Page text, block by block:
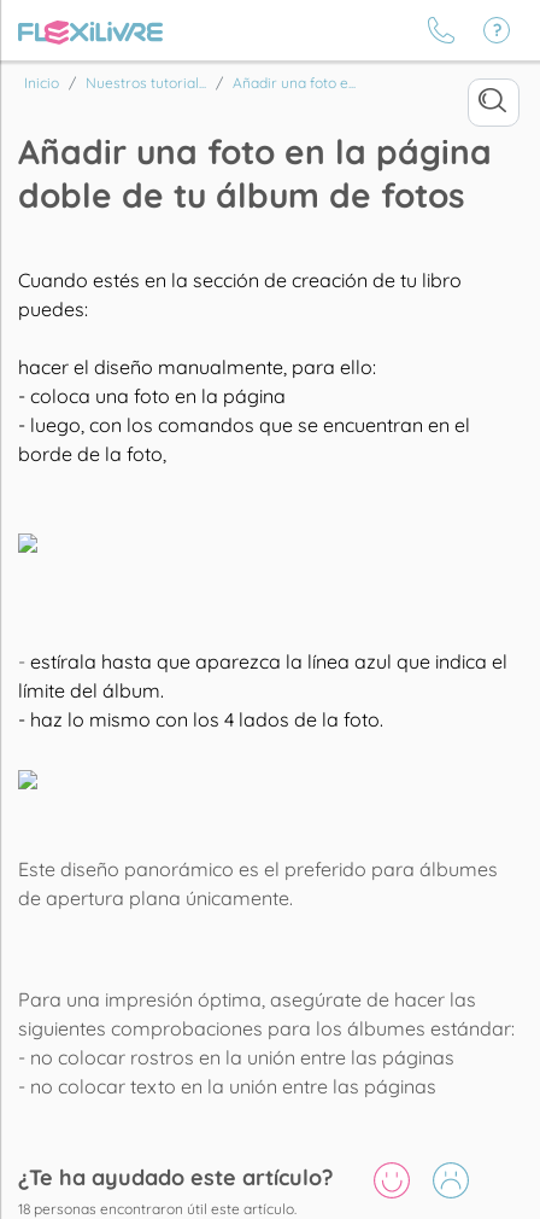
Inicio Nuestros tutorial... Añadir una foto e...
Añadir una foto en la página
doble de tu álbum de fotos
Cuando estés en la sección de creación de tu libro
puedes:
hacer el diseño manualmente, para ello:
- coloca una foto en la página
- luego, con los comandos que se encuentran en el
borde de la foto,
- estírala hasta que aparezca la línea azul que indica el
límite del álbum.
- haz lo mismo con los 4 lados de la foto.
Este diseño panorámico es el preferido para álbumes
de apertura plana únicamente.
Para una impresión óptima, asegúrate de hacer las
siguientes comprobaciones para los álbumes estándar:
- no colocar rostros en la unión entre las páginas
- no colocar texto en la unión entre las páginas
¿Te ha ayudado este artículo?
18 personas encontraron útil este artículo.